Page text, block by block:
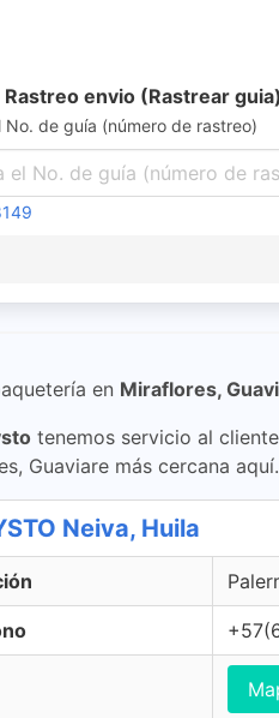
envio (Rastrear guia)
No. de guía (número de rastreo)
en Miraflores,
tenemos servicio al
Guaviare más cercana
Neiva, Huila